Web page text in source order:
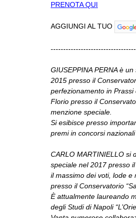
PRENOTA QUI
AGGIUNGI AL TUO
GIUSEPPINA PERNA è
2015 presso il
perfezionamento in
Florio presso il
menzione speciale.
Si esibisce presso
premi in concorsi
CARLO MARTINIELLO si
speciale nel 2017 presso
il massimo dei voti, lode e
presso il Conservatorio
È attualmente laureando
degli Studi di Napoli